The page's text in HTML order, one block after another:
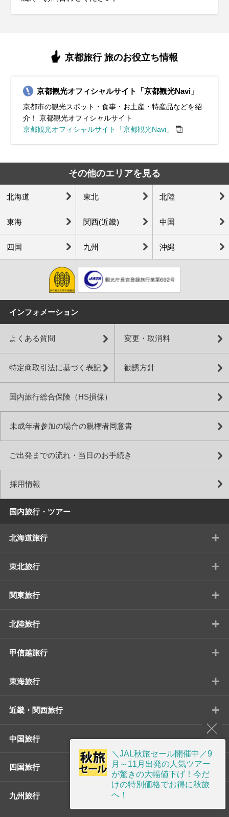
京都旅行 旅のお役立ち情報
京都観光オフィシャルサイト「京都観光Navi」
京都市の観光スポット・食事・お土産・特産品などを紹
介！ 京都観光オフィシャルサイト
京都観光オフィシャルサイト「京都観光Navi」
その他のエリアを見る
北海道 東北 北陸
東海 関西(近畿) 中国
四国 九州 沖縄
インフォメーション
よくある質問 変更・取消料
特定商取引法に基づく表記 勧誘方針
国内旅行総合保険（HS損保）
未成年者参加の場合の親権者同意書
ご出発までの流れ・当日のお手続き
採用情報
国内旅行・ツアー
北海道旅行 +
東北旅行 +
関東旅行 +
北陸旅行 +
甲信越旅行 +
東海旅行 +
近畿・関西旅行 +
中国旅行 +
四国旅行
九州旅行
＼JAL秋旅セール開催中／9
月～11月出発の人気ツアー
が驚きの大幅値下げ！今だ
けの特別価格でお得に秋旅
へ！